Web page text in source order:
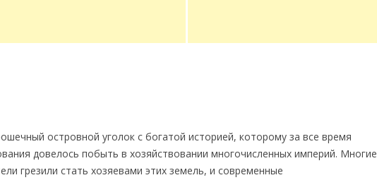
островной уголок с богатой историей, которому за все время
довелось побыть в хозяйствовании многочисленных империй. Многие
грезили стать хозяевами этих земель, и современные